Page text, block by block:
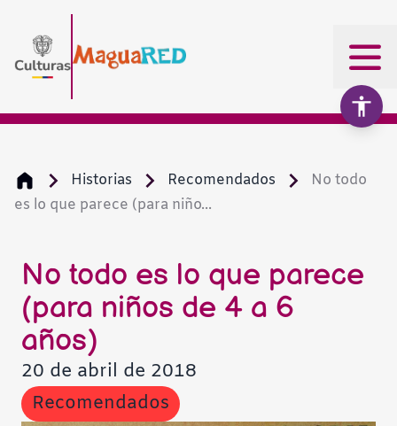
Historias Recomendados
No todo
es lo que parece (para niño...
No todo es lo que parece
(para niños de 4 a 6
años)
20 de abril de 2018
Recomendados
Aumentar texto
Alto contraste